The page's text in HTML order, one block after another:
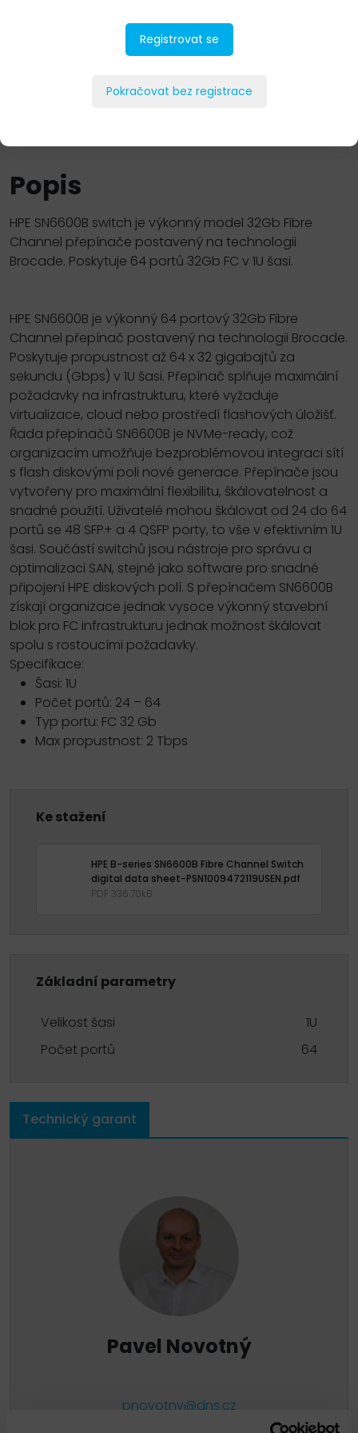
Popis
HPE SN6600B switch je výkonný model 32Gb Fibre
Channel přepínače postavený na technologii
Brocade. Poskytuje 64 portů 32Gb FC v 1U šasi.
HPE SN6600B je výkonný 64 portový 32Gb Fibre
Channel přepínač postavený na technologii Brocade.
Poskytuje propustnost až 64 x 32 gigabajtů za
sekundu (Gbps) v 1U šasi. Přepínač splňuje maximální
požadavky na infrastrukturu, které vyžaduje
virtualizace, cloud nebo prostředí flashových úložišť.
Řada přepínačů SN6600B je NVMe-ready, což
organizacím umožňuje bezproblémovou integraci sítí
s flash diskovými poli nové generace. Přepínače jsou
vytvořeny pro maximální flexibilitu, škálovatelnost a
snadné použití. Uživatelé mohou škálovat od 24 do 64
portů se 48 SFP+ a 4 QSFP porty, to vše v efektivním 1U
šasi. Součástí switchů jsou nástroje pro správu a
optimalizaci SAN, stejně jako software pro snadné
připojení HPE diskových polí. S přepínačem SN6600B
získají organizace jednak vysoce výkonný stavební
blok pro FC infrastrukturu jednak možnost škálovat
spolu s rostoucími požadavky.
Specifikace:
Šasi: 1U
Počet portů: 24 – 64
Typ portu: FC 32 Gb
Max propustnost: 2 Tbps
Ke stažení
HPE B-series SN6600B Fibre Channel Switch
digital data sheet-PSN1009472119USEN.pdf
PDF 336.70kB
Základní parametry
Velikost šasi
1U
Počet portů
64
Technický garant
Pavel Novotný
pnovotny@dns.cz
Registrovat se
Pokračovat bez registrace